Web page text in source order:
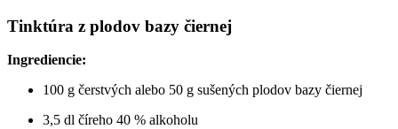
Tinktúra z plodov bazy čiernej
Ingrediencie:
100 g čerstvých alebo 50 g sušených plodov bazy čiernej
3,5 dl číreho 40 % alkoholu